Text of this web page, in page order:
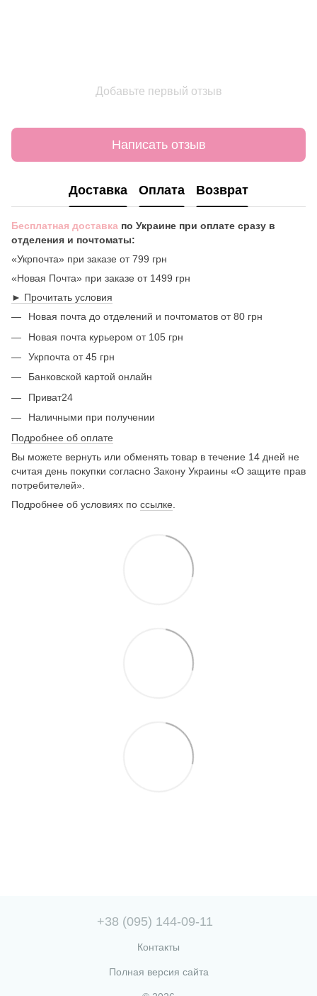
Добавьте первый отзыв
Написать отзыв
Доставка Оплата Возврат
Бесплатная доставка по Украине при оплате сразу в
отделения и почтоматы:
«Укрпочта» при заказе от 799 грн
«Новая Почта» при заказе от 1499 грн
► Прочитать условия
Новая почта до отделений и почтоматов от 80 грн
Новая почта курьером от 105 грн
Укрпочта от 45 грн
Банковской картой онлайн
Приват24
Наличными при получении
Подробнее об оплате
Вы можете вернуть или обменять товар в течение 14 дней не
считая день покупки согласно Закону Украины «О защите прав
потребителей».
Подробнее об условиях по ссылке
+38 (095) 144-09-11
Контакты
Полная версия сайта